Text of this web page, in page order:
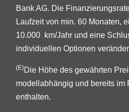
Bank AG. Die
Laufzeit von min. 60 Monaten,
10.000 km/Jahr und eine
individuellen Optionen
(E)Die Höhe des gewährten
modellabhängig und bereits im
enthalten.